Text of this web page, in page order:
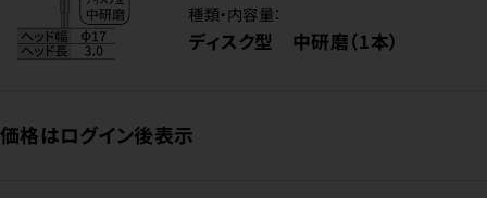
種類・内容量：
ディスク型 中研磨（1本）
価格はログイン後表示